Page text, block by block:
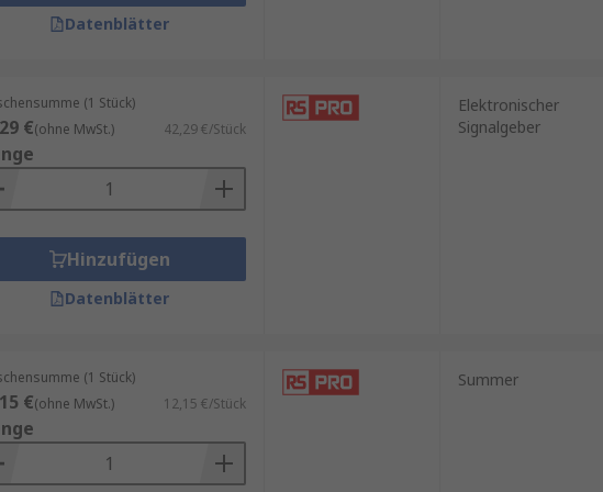
an Wänden oder in offenen Bereichen
ist speziell auf die jeweilige
elektronischer Signalgeber sind:
oder Sprachalarme. Diese können je nach
Drucklufthupen werden oft in
Tönen genutzt werden, etwa für
Datenblätter
(1 Stück)
€(ohne MwSt.) 42,29 €/Stück
Hinzufügen
Datenblätter
Elektronischer
Signalgeber
(1 Stück)
€(ohne MwSt.) 12,15 €/Stück
Summer